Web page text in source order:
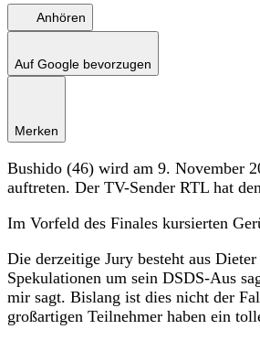
Anhören
Auf Google bevorzugen
Merken
Bushido (46) wird am 9. November
auftreten. Der TV-Sender RTL hat
Im Vorfeld des Finales kursierten
Die derzeitige Jury besteht aus
Spekulationen um sein DSDS-Aus
mir sagt. Bislang ist dies nicht der
großartigen Teilnehmer haben ein